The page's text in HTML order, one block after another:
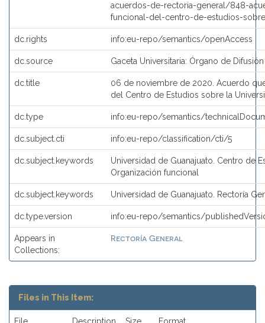
acuerdos-de-rectoria-general/848-
funcional-del-centro-de-estudios-
dc.rights info:eu-repo/semantics/openAccess
dc.source Gaceta Universitaria: Órgano de
dc.title
06 de noviembre de 2020. Acuerdo
del Centro de Estudios sobre la
dc.type info:eu-repo/semantics/
dc.subject.cti info:eu-repo/classification/cti/5
dc.subject.keywords
Universidad de Guanajuato. Centro de
Organización funcional
dc.subject.keywords Universidad de Guanajuato. Rectoría
dc.type.version info:eu-repo/semantics/
Appears in
Collections:
Rectoría General
Files in This Item: